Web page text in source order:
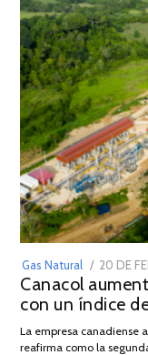
Gas Natural
POSTED
ON
20 DE
Canacol
con un índice
La empresa canadiense
reafirma como la